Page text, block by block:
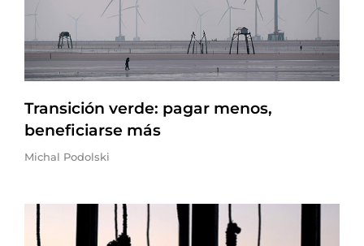
Transición verde: pagar menos,
beneficiarse más
Michal Podolski